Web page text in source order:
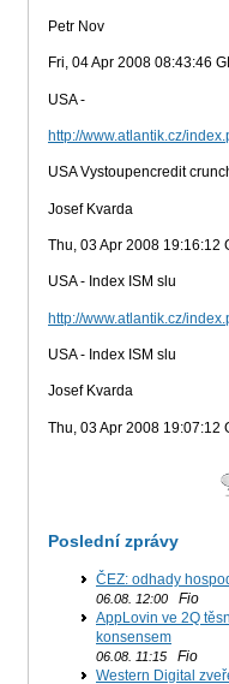
Petr Nov
Fri, 04 Apr 2008 08:43:46
USA -
http://www.atlantik.cz/
USA Vystoupencredit
Josef Kvarda
Thu, 03 Apr 2008 19:16:12
USA - Index ISM slu
http://www.atlantik.cz/
USA - Index ISM slu
Josef Kvarda
Thu, 03 Apr 2008 19:07:12
Poslední zprávy
ČEZ: odhady
06.08. 12:00 Fio
AppLovin ve 2Q
konsensem
06.08. 11:15 Fio
Western Digital